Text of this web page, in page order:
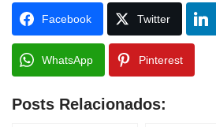
Facebook Twitter
WhatsApp Pinterest
Posts Relacionados: